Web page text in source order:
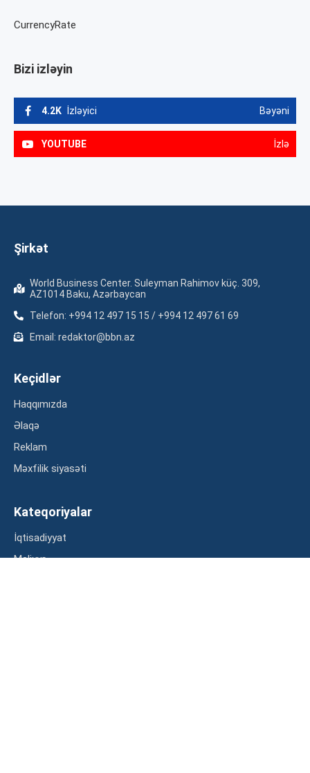
CurrencyRate
Bizi izləyin
4.2K İzləyici Bəyəni
YOUTUBE İzlə
Şirkət
World Business Center. Suleyman Rahimov küç. 309,
AZ1014 Baku, Azərbaycan
Telefon: +994 12 497 15 15 / +994 12 497 61 69
Email: redaktor@bbn.az
Keçidlər
Haqqımızda
Əlaqə
Reklam
Məxfilik siyasəti
Kateqoriyalar
İqtisadiyyat
Maliyyə